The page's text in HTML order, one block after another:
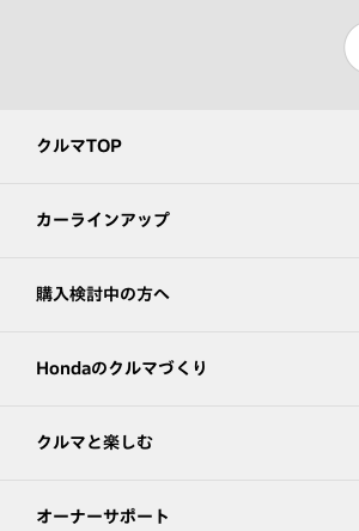
クルマTOP
カーラインアップ
購入検討中の方へ
Hondaのクルマづくり
クルマと楽しむ
オーナーサポート